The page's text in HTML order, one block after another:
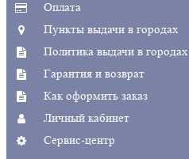
Оплата
Пункты выдачи в городах
Политика выдачи в городах
Гарантия и возврат
Как оформить заказ
Личный кабинет
Сервис-центр